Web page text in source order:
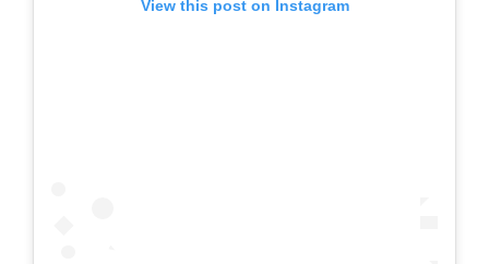
View this post on Instagram